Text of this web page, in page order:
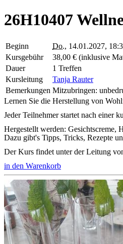
26H10407
Beginn Do., 14.01.2027,
Kursgebühr
38,00 € (inklusive
Dauer
1 Treffen
Kursleitung
Tanja Rauter
Bemerkungen Mitzubringen:
Lernen Sie die Herstellung von
Jeder Teilnehmer startet nach einer
Hergestellt werden: Gesichtscreme,
Dazu gibt's Tipps, Tricks, Rezepte
Der Kurs findet unter der Leitung
in den Warenkorb